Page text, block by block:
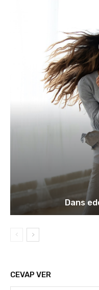
Dans
CEVAP VER